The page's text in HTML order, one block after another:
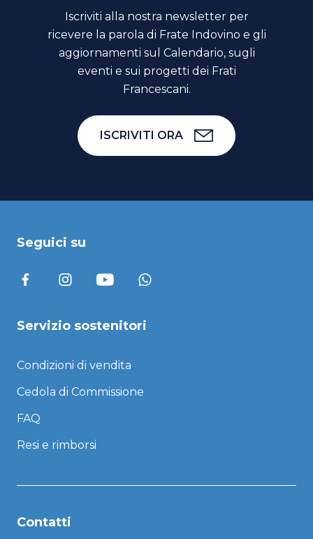
Iscriviti alla nostra newsletter per
ricevere la parola di Frate Indovino e gli
aggiornamenti sul Calendario, sugli
eventi e sui progetti dei Frati
Francescani.
ISCRIVITI ORA
Seguici su
Servizio sostenitori
Condizioni di vendita
Cedola di Commissione
FAQ
Resi e rimborsi
Contatti